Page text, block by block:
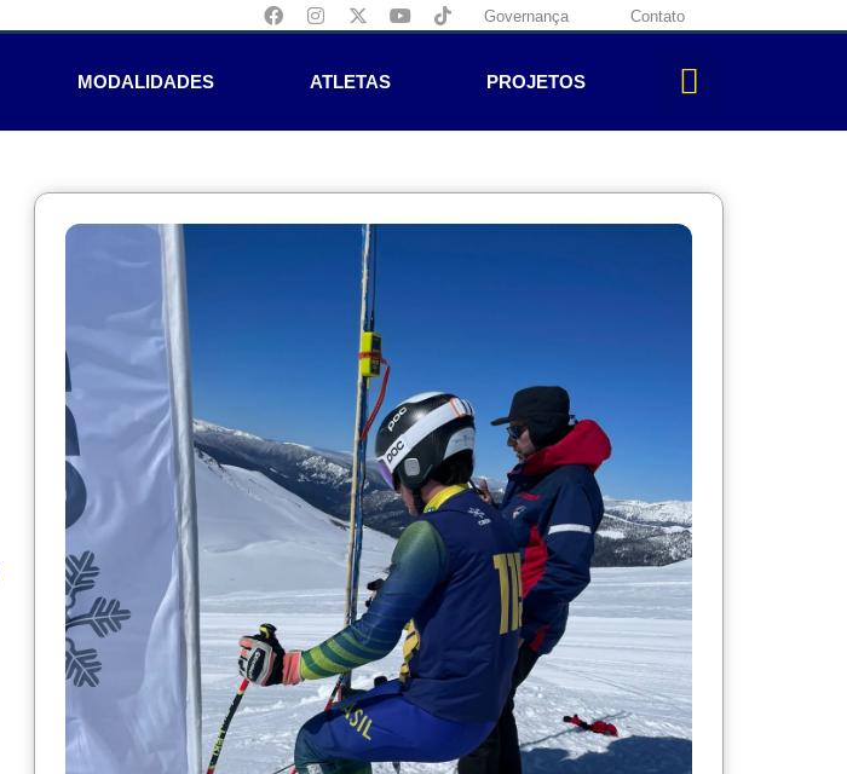
Governança Contato
MODALIDADES ATLETAS PROJETOS